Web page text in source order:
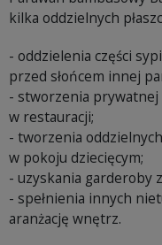
kilka oddzielnych
- oddzielenia części
przed słońcem innej
- stworzenia
w restauracji;
- tworzenia
w pokoju dziecięcym;
- uzyskania garderoby
- spełnienia innych
aranżację wnętrz.